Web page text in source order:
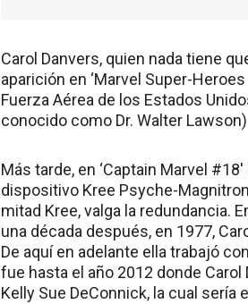
Carol Danvers, quien nada tiene
aparición en ‘Marvel Super-
Fuerza Aérea de los Estados
conocido como Dr. Walter
Más tarde, en ‘Captain Marvel
dispositivo Kree Psyche-
mitad Kree, valga la redundancia.
una década después, en 1977,
De aquí en adelante ella trabajó
fue hasta el año 2012 donde
Kelly Sue DeConnick, la cual